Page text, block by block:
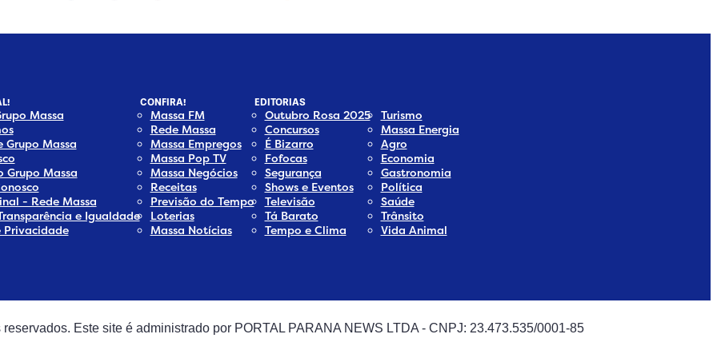
Massa
Grupo Massa
Grupo Massa
- Rede Massa
e Igualdade
Privacidade
CONFIRA!
Massa FM
Rede Massa
Massa Empregos
Massa Pop TV
Massa Negócios
Receitas
Previsão do Tempo
Loterias
Massa Notícias
EDITORIAS
Outubro Rosa 2025
Concursos
É Bizarro
Fofocas
Segurança
Shows e Eventos
Televisão
Tá Barato
Tempo e Clima
Turismo
Massa Energia
Agro
Economia
Gastronomia
Política
Saúde
Trânsito
Vida Animal
Este site é administrado por PORTAL PARANA NEWS LTDA - CNPJ: 23.473.535/0001-85